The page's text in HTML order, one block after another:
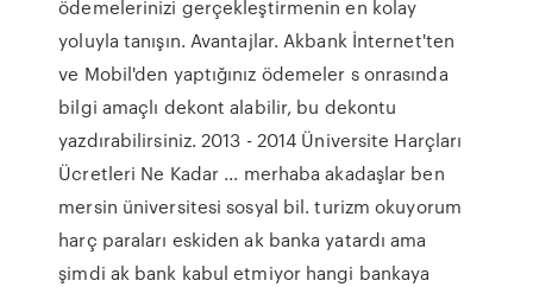
ödemelerinizi gerçekleştirmenin en kolay
yoluyla tanışın. Avantajlar. Akbank İnternet'ten
ve Mobil'den yaptığınız ödemeler s onrasında
bilgi amaçlı dekont alabilir, bu dekontu
yazdırabilirsiniz. 2013 - 2014 Üniversite Harçları
Ücretleri Ne Kadar ... merhaba akadaşlar ben
mersin üniversitesi sosyal bil. turizm okuyorum
harç paraları eskiden ak banka yatardı ama
şimdi ak bank kabul etmiyor hangi bankaya